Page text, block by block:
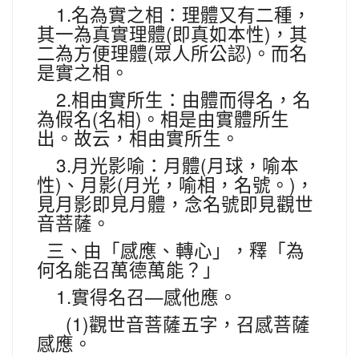
1.名為實之相：理體又有二種，
其一為真實理體(即真如本性) ，其
二為方便理體(眾人所公認) 。而名
是實之相。
2.相由實所生：由體而得名，名
為假名(名相) 。相是由實體所生
出。故云，相由實所生。
3.月光影喻：月體(月球，喻本
性) 、月影(月光，喻相，名號。 ) ，
見月影即見月體，念名號即見觀世
音菩薩。
三、由「感應、轉心」，釋「為
何名能召萬德萬能？」
1.實得名召—感他應。
(1)觀世音菩薩五字，召感菩薩
感應。